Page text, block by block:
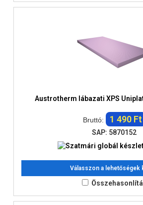
Austrotherm lábazati XPS
Bruttó: 1 490 Ft
SAP: 5870152
Válasszon a lehetőségek